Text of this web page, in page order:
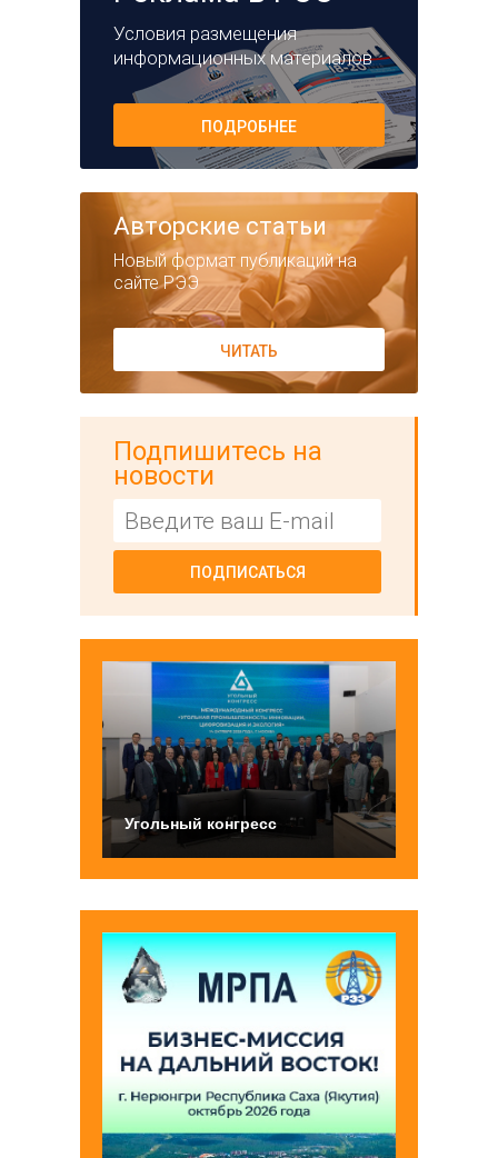
Условия размещения
информационных материалов
ПОДРОБНЕЕ
Авторские статьи
Новый формат публикаций на
сайте РЭЭ
ЧИТАТЬ
Подпишитесь на
новости
ПОДПИСАТЬСЯ
Угольный конгресс